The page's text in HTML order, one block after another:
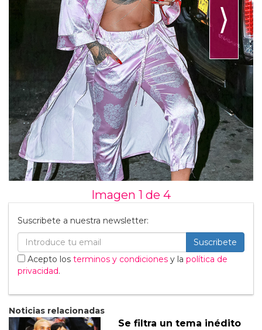
⟩
Imagen 1 de 4
Suscribete a nuestra newsletter:
Suscribete
Acepto los terminos y condiciones y la política de
privacidad.
Noticias relacionadas
Se filtra un tema inédito